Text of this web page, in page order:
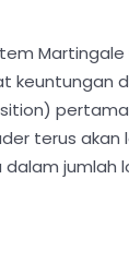
keuntungan
terus akan
jumlah